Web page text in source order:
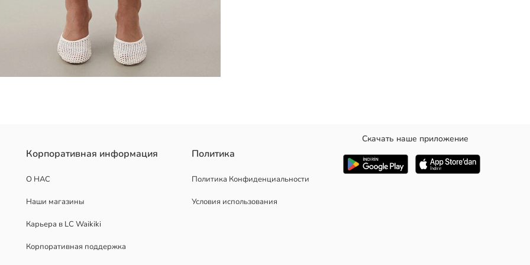
Корпоративная информация
О НАС
Наши магазины
Карьера в LC Waikiki
Корпоративная поддержка
Политика
Политика Конфиденциальности
Условия использования
Скачать наше приложение